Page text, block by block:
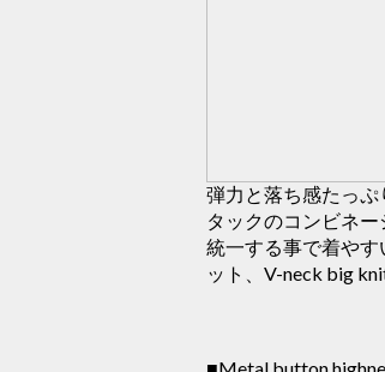
弾力と落ち感たっ
タックのコンビネ
統一する事で着や
ット、V-neck big